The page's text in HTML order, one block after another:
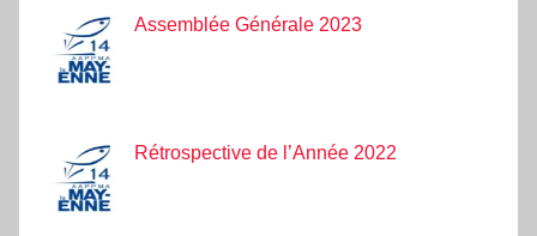
Assemblée Générale 2023
Rétrospective de l’Année 2022